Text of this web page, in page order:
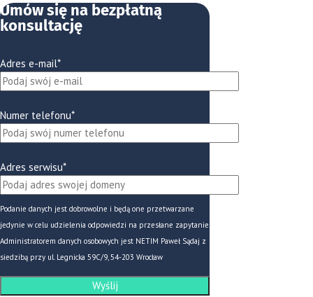
Umów się na bezpłatną
konsultację
Adres e-mail*
Numer telefonu*
Adres serwisu*
Podanie danych jest dobrowolne i będą one przetwarzane
jedynie w celu udzielenia odpowiedzi na przesłane zapytanie.
Administratorem danych osobowych jest NETIM Paweł Sądaj z
siedzibą przy ul. Legnicka 59C/9, 54-203 Wrocław